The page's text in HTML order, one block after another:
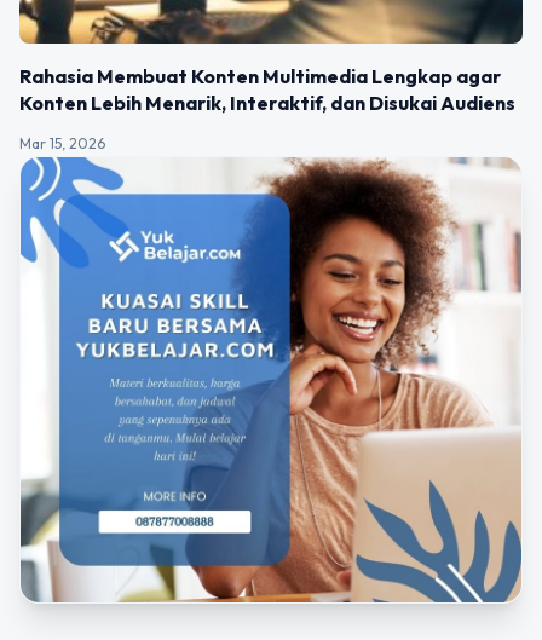
Rahasia Membuat Konten Multimedia Lengkap agar
Konten Lebih Menarik, Interaktif, dan Disukai Audiens
Mar 15, 2026